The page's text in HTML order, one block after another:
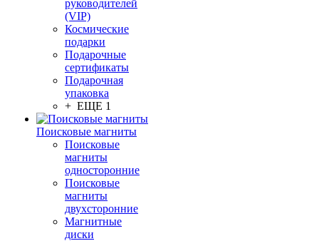
руководителей
(VIP)
Космические
подарки
Подарочные
сертификаты
Подарочная
упаковка
+ ЕЩЕ 1
Поисковые магниты
Поисковые
магниты
односторонние
Поисковые
магниты
двухсторонние
Магнитные
диски